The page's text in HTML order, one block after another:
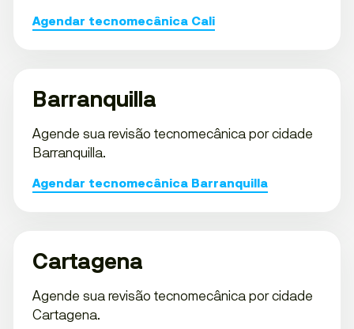
Agendar tecnomecânica Cali
Barranquilla
Agende sua revisão tecnomecânica por cidade
Barranquilla.
Agendar tecnomecânica Barranquilla
Cartagena
Agende sua revisão tecnomecânica por cidade
Cartagena.